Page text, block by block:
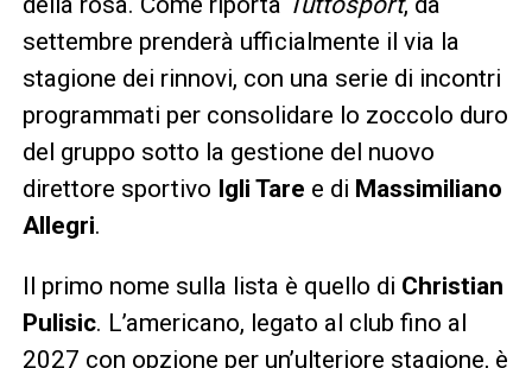
settembre prenderà ufficialmente il via la
stagione dei rinnovi, con una serie di incontri
programmati per consolidare lo zoccolo duro
del gruppo sotto la gestione del nuovo
direttore sportivo Igli Tare e di Massimiliano
Allegri.
Il primo nome sulla lista è quello di Christian
Pulisic. L’americano, legato al club fino al
2027 con opzione per un’ulteriore stagione, è